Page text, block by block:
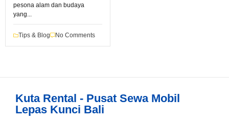
pesona alam dan budaya
yang...
Tips & Blog No Comments
Kuta Rental - Pusat Sewa Mobil
Lepas Kunci Bali
Tipe Sewa*
Tgl Mulai*